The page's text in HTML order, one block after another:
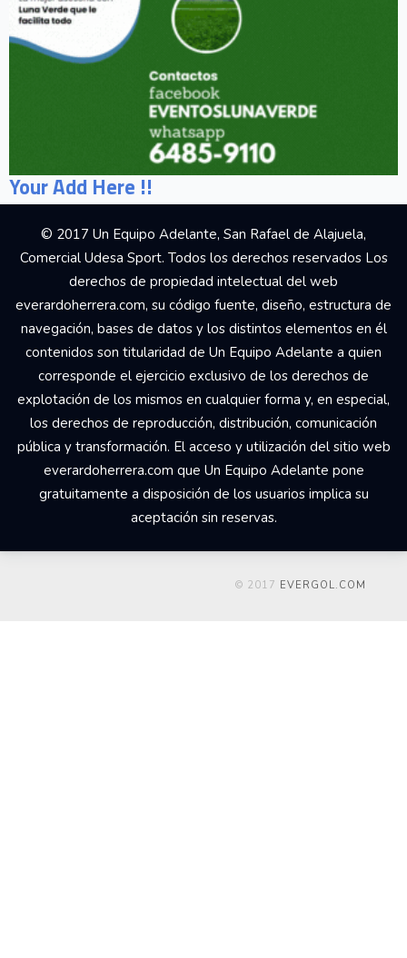
Your Add Here !!
© 2017 Un Equipo Adelante, San Rafael de Alajuela,
Comercial Udesa Sport. Todos los derechos reservados Los
derechos de propiedad intelectual del web
everardoherrera.com, su código fuente, diseño, estructura de
navegación, bases de datos y los distintos elementos en él
contenidos son titularidad de Un Equipo Adelante a quien
corresponde el ejercicio exclusivo de los derechos de
explotación de los mismos en cualquier forma y, en especial,
los derechos de reproducción, distribución, comunicación
pública y transformación. El acceso y utilización del sitio web
everardoherrera.com que Un Equipo Adelante pone
gratuitamente a disposición de los usuarios implica su
aceptación sin reservas.
© 2017 EVERGOL.COM